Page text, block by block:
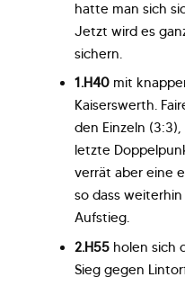
hatte man sich
Jetzt wird es
sichern.
1.H40mit
Kaiserswerth.
den Einzeln
letzte
verrät aber eine
so dass
Aufstieg.
2.H55holen sich
Sieg gegen